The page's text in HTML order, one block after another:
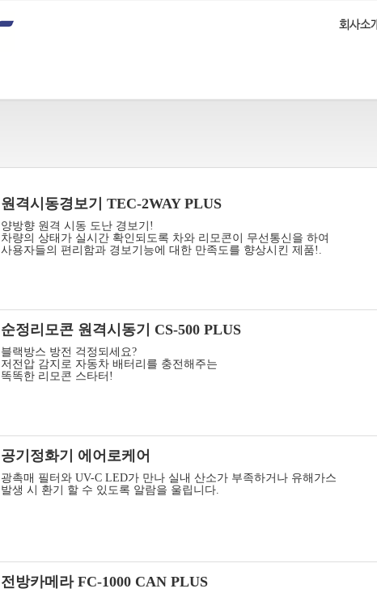
회사소
원격시동경보기 TEC-2WAY PLUS
양방향 원격 시동 도난 경보기!
차량의 상태가 실시간 확인되도록 차와 리모콘이 무선통신을 하여
사용자들의 편리함과 경보기능에 대한 만족도를 향상시킨 제품!​.
순정리모콘 원격시동기 CS-500 PLUS
블랙방스 방전 걱정되세요?
저전압 감지로 자동차 배터리를 충전해주는
똑똑한 리모콘 스타터!​​
공기정화기 에어로케어
광촉매 필터와 UV-C LED가 만나 실내 산소가 부족하거나 유해가스
발생 시 환기 할 수 있도록 알람을 울립니다.​
전방카메라 FC-1000 CAN PLUS